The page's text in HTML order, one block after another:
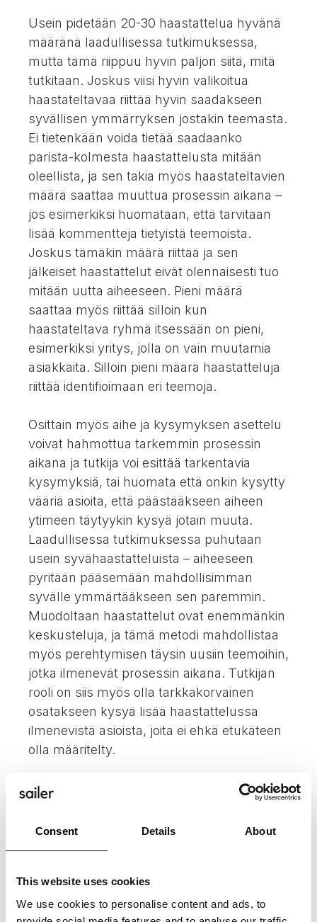
Consent Details About
This website uses cookies
We use cookies to personalise content and ads, to
Usein pidetään 20-30 haastattelua hyvänä
määränä laadullisessa tutkimuksessa,
mutta tämä riippuu hyvin paljon siitä, mitä
tutkitaan. Joskus viisi hyvin valikoitua
haastateltavaa riittää hyvin saadakseen
syvällisen ymmärryksen jostakin teemasta.
Ei tietenkään voida tietää saadaanko
parista-kolmesta haastattelusta mitään
oleellista, ja sen takia myös haastateltavien
määrä saattaa muuttua prosessin aikana –
jos esimerkiksi huomataan, että tarvitaan
lisää kommentteja tietyistä teemoista.
Joskus tämäkin määrä riittää ja sen
jälkeiset haastattelut eivät olennaisesti tuo
mitään uutta aiheeseen. Pieni määrä
saattaa myös riittää silloin kun
haastateltava ryhmä itsessään on pieni,
esimerkiksi yritys, jolla on vain muutamia
asiakkaita. Silloin pieni määrä haastatteluja
riittää identifioimaan eri teemoja.
Osittain myös aihe ja kysymyksen asettelu
voivat hahmottua tarkemmin prosessin
aikana ja tutkija voi esittää tarkentavia
kysymyksiä, tai huomata että onkin kysytty
vääriä asioita, että päästääkseen aiheen
ytimeen täytyykin kysyä jotain muuta.
Laadullisessa tutkimuksessa puhutaan
usein syvähaastatteluista – aiheeseen
pyritään pääsemään mahdollisimman
syvälle ymmärtääkseen sen paremmin.
Muodoltaan haastattelut ovat enemmänkin
keskusteluja, ja tämä metodi mahdollistaa
myös perehtymisen täysin uusiin teemoihin,
jotka ilmenevät prosessin aikana. Tutkijan
rooli on siis myös olla tarkkakorvainen
osatakseen kysyä lisää haastattelussa
ilmenevistä asioista, joita ei ehkä etukäteen
olla määritelty.
Kaikki tämä auttaa luomaan laajan
Laadullisessa tutkimuksessa on aina kyse
keskimääräinen tieto. Tässä mielessä
laadullinen tutkimus todella on